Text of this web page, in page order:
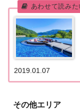
2019.01.07
その他エリア